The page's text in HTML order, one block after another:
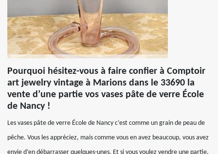
Pourquoi hésitez-vous à faire confier à Comptoir
art jewelry vintage à Marions dans le 33690 la
vente d’une partie vos vases pâte de verre École
de Nancy !
Les vases pâte de verre École de Nancy c’est comme un grain de peau de
pêche. Vous les appréciez, mais comme vous en avez beaucoup, vous avez
envie d’en débarrasser quelques-unes. Et si vous voulez vendre une partie,